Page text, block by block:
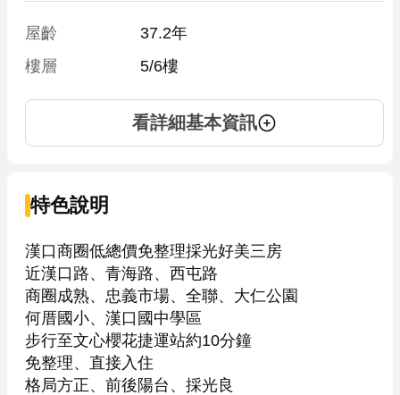
屋齡
37.2年
樓層
5/6樓
看詳細基本資訊
特色說明
漢口商圈低總價免整理採光好美三房
近漢口路、青海路、西屯路
商圈成熟、忠義市場、全聯、大仁公園
何厝國小、漢口國中學區
步行至文心櫻花捷運站約10分鐘
免整理、直接入住
格局方正、前後陽台、採光良